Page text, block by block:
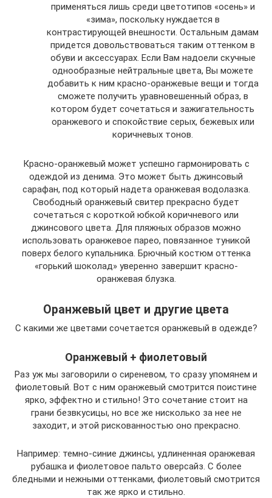
применяться лишь среди цветотипов «осень» и
«зима», поскольку нуждается в
контрастирующей внешности. Остальным дамам
придется довольствоваться таким оттенком в
обуви и аксессуарах. Если Вам надоели скучные
однообразные нейтральные цвета, Вы можете
добавить к ним красно-оранжевые вещи и тогда
сможете получить уравновешенный образ, в
котором будет сочетаться и зажигательность
оранжевого и спокойствие серых, бежевых или
коричневых тонов.
Красно-оранжевый может успешно гармонировать с
одеждой из денима. Это может быть джинсовый
сарафан, под который надета оранжевая водолазка.
Свободный оранжевый свитер прекрасно будет
сочетаться с короткой юбкой коричневого или
джинсового цвета. Для пляжных образов можно
использовать оранжевое парео, повязанное туникой
поверх белого купальника. Брючный костюм оттенка
«горький шоколад» уверенно завершит красно-
оранжевая блузка.
Оранжевый цвет и другие цвета
С какими же цветами сочетается оранжевый в одежде?
Оранжевый + фиолетовый
Раз уж мы заговорили о сиреневом, то сразу упомянем и
фиолетовый. Вот с ним оранжевый смотрится поистине
ярко, эффектно и стильно! Это сочетание стоит на
грани безвкусицы, но все же нисколько за нее не
заходит, и этой рискованностью оно прекрасно.
Например: темно-синие джинсы, удлиненная оранжевая
рубашка и фиолетовое пальто оверсайз. С более
бледными и нежными оттенками, фиолетовый смотрится
так же ярко и стильно.